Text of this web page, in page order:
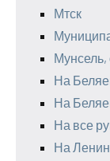
Мтск
Мунсель,
На
На
На все
На